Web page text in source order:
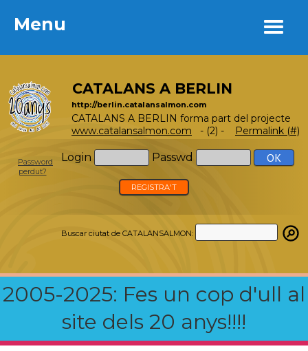
Menu
CATALANS A BERLIN
http://berlin.catalansalmon.com
CATALANS A BERLIN forma part del projecte
www.catalansalmon.com - (2) - Permalink (#)
Login Passwd
Password
perdut?
REGISTRA'T
Buscar ciutat de CATALANSALMON:
2005-2025: Fes un cop d'ull al
site dels 20 anys!!!!
Menu